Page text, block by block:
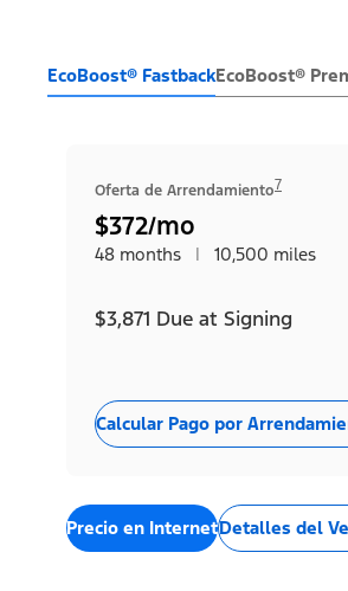
EcoBoost® FastbackEcoBoost®
Oferta de Arrendamiento7
$372/mo
48 months | 10,500 miles
$3,871 Due at Signing
Calcular Pago por
Precio en InternetDetalles del